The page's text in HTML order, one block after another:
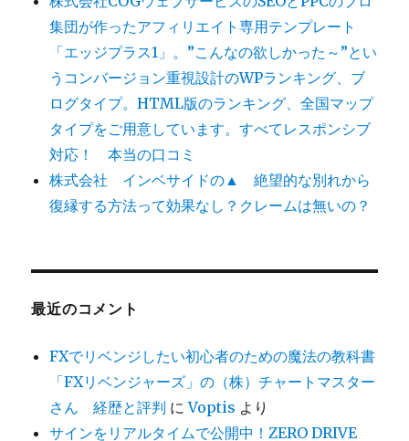
集団が作ったアフィリエイト専用テンプレート
「エッジプラス1」。”こんなの欲しかった～”とい
うコンバージョン重視設計のWPランキング、ブ
ログタイプ。HTML版のランキング、全国マップ
タイプをご用意しています。すべてレスポンシブ
対応！ 本当の口コミ
株式会社 インベサイドの▲ 絶望的な別れから
復縁する方法って効果なし？クレームは無いの？
最近のコメント
FXでリベンジしたい初心者のための魔法の教科書
「FXリベンジャーズ」の（株）チャートマスター
さん 経歴と評判 にVoptis より
サインをリアルタイムで公開中！ZERO DRIVE